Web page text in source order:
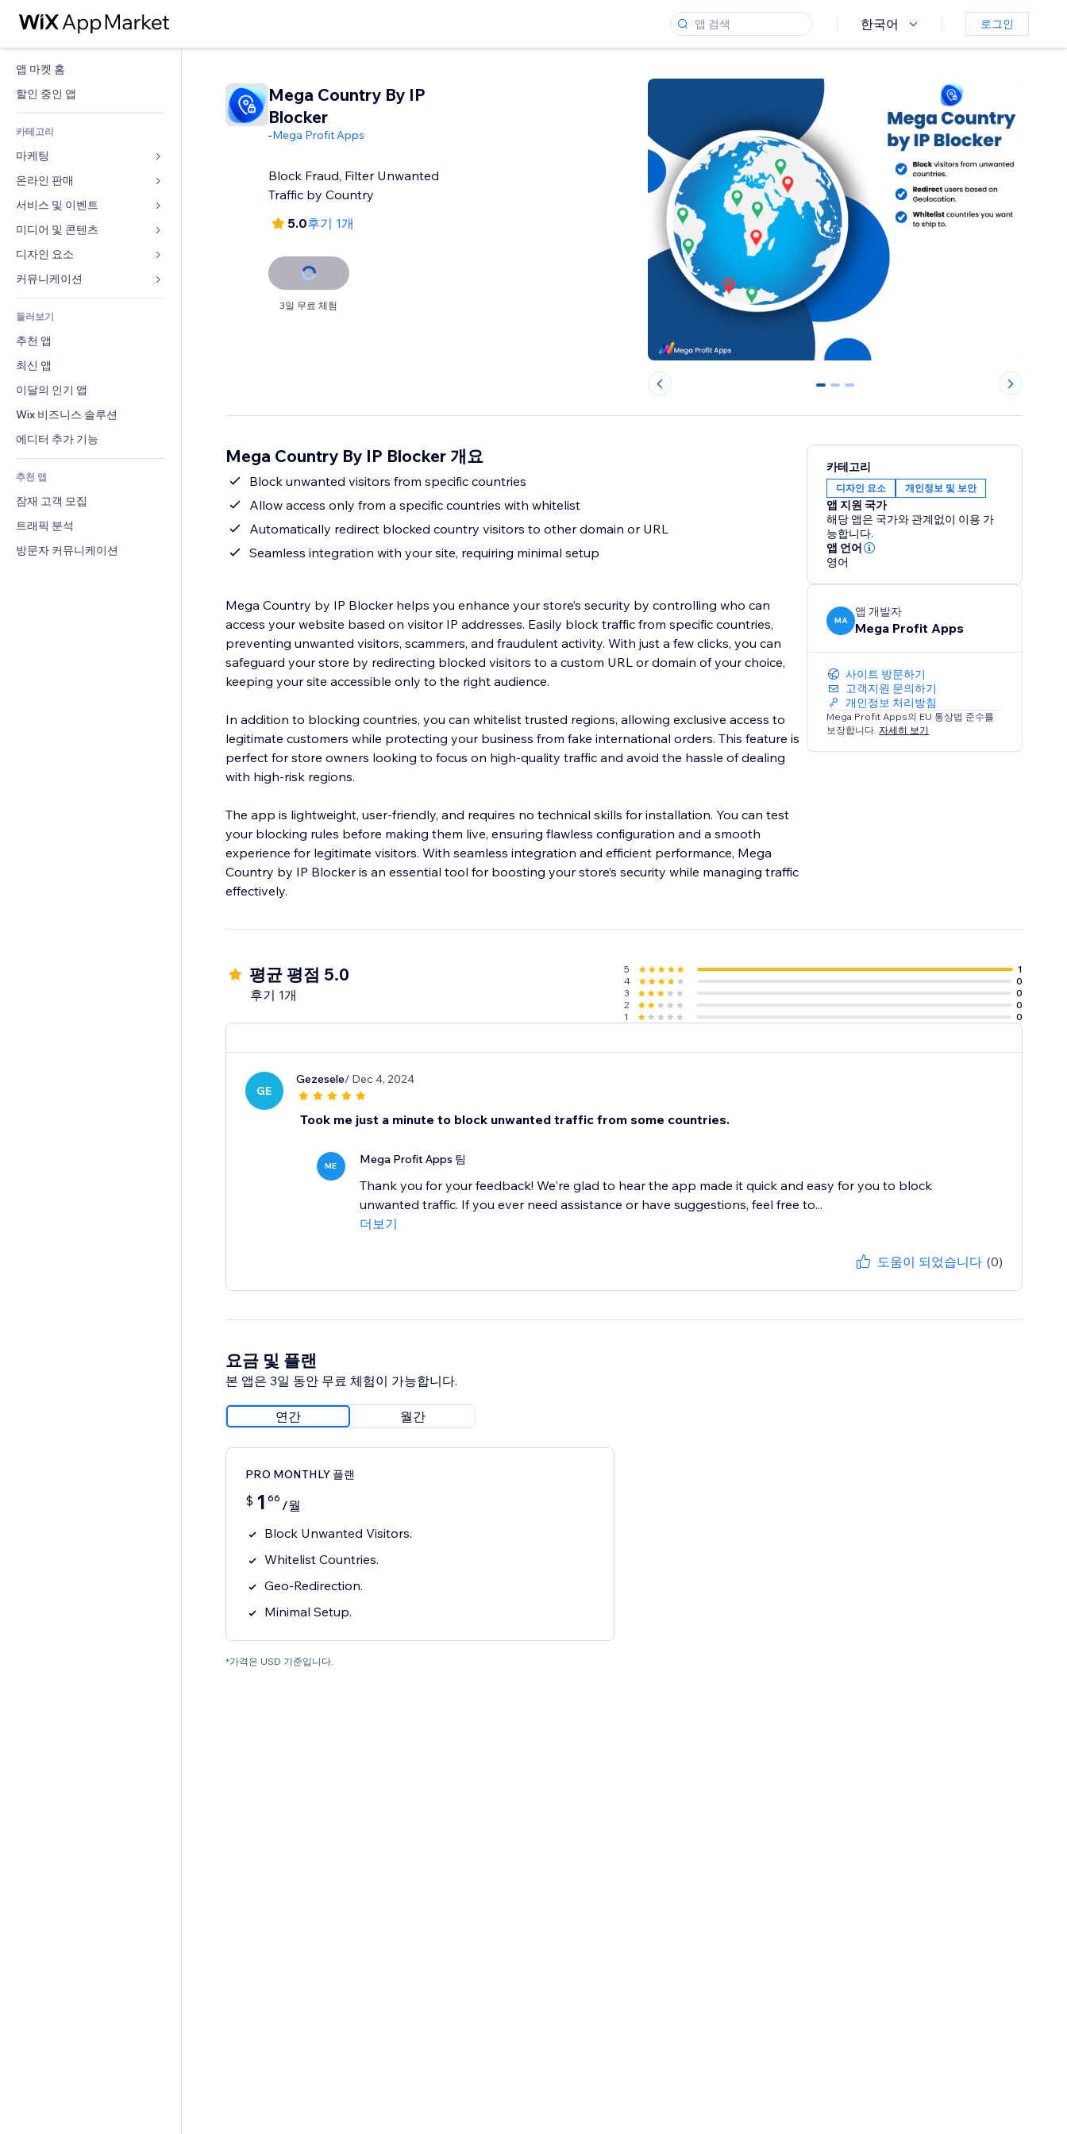
한국어 로그인
앱 마켓 홈
할인 중인 앱
카테고리
마케팅
광고
모바일
사이트 통계
사이트 목록
이메일
온라인 판매
쇼핑몰 관련 앱
배송
판매 버튼
회계
쿠폰 및 로열티
창고 서비스
식품 및 음료
서비스 및 이벤트
호텔
이벤트
음식점
부동산
예약
미디어 및 콘텐츠
갤러리
뮤직
팟캐스트
사진
동영상
PDF
파일 공유
소식
디자인 요소
지도 및 내비게이션
개인정보 및 보안
시계
페이지 템플릿
이미지 효과
버튼 & 메뉴
배너 및 배지
계산기
검색
일기예보
차트 및 표
양식
블로그
설문
채팅
메모
전화번호
커뮤니티
평가와 후기
CRM
둘러보기
추천 앱
최신 앱
이달의 인기 앱
Wix 비즈니스 솔루션
에디터 추가 기능
추천 앱
잠재 고객 모집
트래픽 분석
방문자 커뮤니케이션
Mega Country By IP
Blocker
-Mega Profit Apps
Block Fraud, Filter Unwanted
Traffic by Country
5.0후기 1개
3일 무료 체험
0 1 2
Mega Country By IP Blocker 개요
Block unwanted visitors from specific countries
Allow access only from a specific countries with whitelist
Automatically redirect blocked country visitors to other domain or URL
Seamless integration with your site, requiring minimal setup
Mega Country by IP Blocker helps you enhance your store’s security by controlling who can
access your website based on visitor IP addresses. Easily block traffic from specific countries,
preventing unwanted visitors, scammers, and fraudulent activity. With just a few clicks, you can
safeguard your store by redirecting blocked visitors to a custom URL or domain of your choice,
keeping your site accessible only to the right audience.
In addition to blocking countries, you can whitelist trusted regions, allowing exclusive access to
legitimate customers while protecting your business from fake international orders. This feature is
perfect for store owners looking to focus on high-quality traffic and avoid the hassle of dealing
with high-risk regions.
The app is lightweight, user-friendly, and requires no technical skills for installation. You can test
your blocking rules before making them live, ensuring flawless configuration and a smooth
experience for legitimate visitors. With seamless integration and efficient performance, Mega
Country by IP Blocker is an essential tool for boosting your store’s security while managing traffic
effectively.
카테고리
디자인 요소 개인정보 및 보안
앱 지원 국가
해당 앱은 국가와 관계없이 이용 가
능합니다.
앱 언어
영어
MA
앱 개발자
Mega Profit Apps
사이트 방문하기
고객지원 문의하기
개인정보 처리방침
Mega Profit Apps의 EU 통상법 준수를
보장합니다.자세히 보기
평균 평점 5.0
후기 1개
5
1
4
0
3
0
2
0
1
0
GE
Gezesele/ Dec 4, 2024
Took me just a minute to block unwanted traffic from some countries.
ME Mega Profit Apps 팀
Thank you for your feedback! We're glad to hear the app made it quick and easy for you to block
unwanted traffic. If you ever need assistance or have suggestions, feel free to...
더보기
도움이 되었습니다 (0)
요금 및 플랜
본 앱은 3일 동안 무료 체험이 가능합니다.
연간 월간
PRO MONTHLY 플랜
$ 1 66 /월
Block Unwanted Visitors.
Whitelist Countries.
Geo-Redirection.
Minimal Setup.
*가격은 USD 기준입니다.